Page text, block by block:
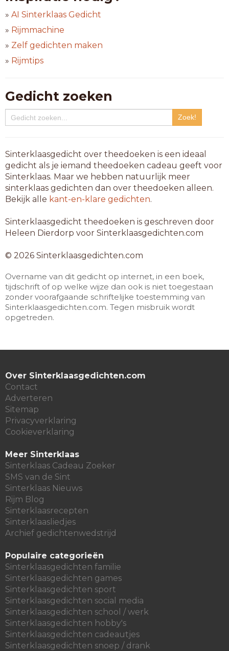
» AI Sinterklaas Gedicht
» Rijmmachine
» Zelf gedichten maken
» Rijmtips
Gedicht zoeken
Sinterklaasgedicht over theedoeken is een ideaal
gedicht als je iemand theedoeken cadeau geeft voor
Sinterklaas. Maar we hebben natuurlijk meer
sinterklaas gedichten dan over theedoeken alleen.
Bekijk alle kant-en-klare gedichten.
Sinterklaasgedicht theedoeken is geschreven door
Heleen Dierdorp voor Sinterklaasgedichten.com
© 2026 Sinterklaasgedichten.com
Overname van dit gedicht op internet, in een boek,
tijdschrift of op welke wijze dan ook is niet toegestaan
zonder voorafgaande schriftelijke toestemming van
Sinterklaasgedichten.com. Tegen misbruik wordt
opgetreden.
Over Sinterklaasgedichten.com
Contact
Adverteren
Sitemap
Privacyverklaring
Cookieverklaring
Meer Sinterklaas
Sinterklaas Cadeau Zoeker
SMS van de Sint
Sinterklaas Nieuws
Rijm Blog
Sinterklaasrecepten
Sinterklaasliedjes
Archief gedichtenwedstrijd
Populaire categorieën
Sinterklaasgedichten familie
Sinterklaasgedichten games
Sinterklaasgedichten sport
Sinterklaasgedichten social media
Sinterklaasgedichten school / werk
Sinterklaasgedichten hobby's
Sinterklaasgedichten cadeautjes
Sinterklaasgedichten snoep / drank